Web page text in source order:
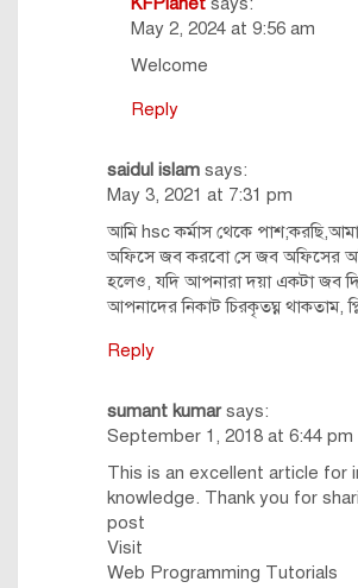
May 2, 2024 at 9:56 am
Welcome
Reply
saidul islam says:
May 3, 2021 at 7:31 pm
আ‌মি hsc কর্মা‌স থে‌কে
অ‌ফি‌সে জব কর‌বো সে জব অ‌ফি‌সের
হ‌লেও, য‌দি আপনা‌রা দয়া একটা জব
আপনা‌দের নিকাট চিরকৃতঘ্ন থাকতাম,
Reply
sumant kumar says:
September 1, 2018 at 6:44 pm
This is an excellent article for
knowledge. Thank you for
post
Visit
Web Programming Tutorials